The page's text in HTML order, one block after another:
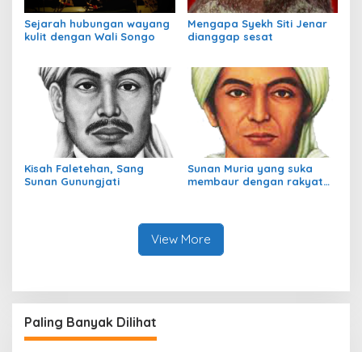
Sejarah hubungan wayang
kulit dengan Wali Songo
Mengapa Syekh Siti Jenar
dianggap sesat
Kisah Faletehan, Sang
Sunan Gunungjati
Sunan Muria yang suka
membaur dengan rakyat
View More
Paling Banyak Dilihat